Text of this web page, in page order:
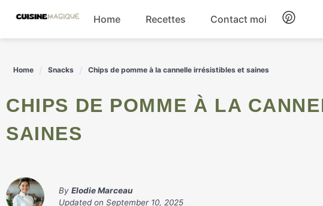
content
Home Recettes Contact moi
Home Snacks Chips de pomme à la cannelle irrésistibles et saines
CHIPS DE POMME À LA CANNELLE IRRÉSISTIBLES ET
SAINES
By Elodie Marceau
Updated on September 10, 2025